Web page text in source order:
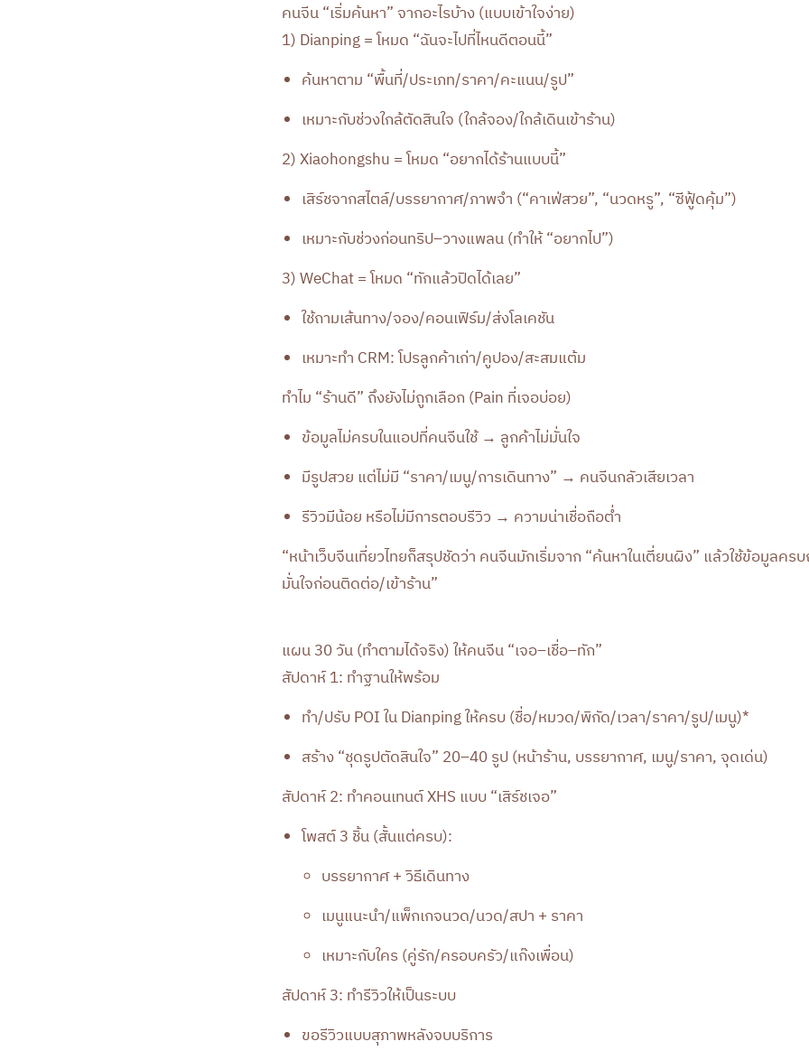
คนจีน “เริ่มค้นหา” จากอะไรบ้าง (แบบเข้าใจง่าย)
1) Dianping = โหมด “ฉันจะไปที่ไหนดีตอนนี้”
ค้นหาตาม “พื้นที่/ประเภท/ราคา/คะแนน/รูป”
เหมาะกับช่วงใกล้ตัดสินใจ (ใกล้จอง/ใกล้เดินเข้าร้าน)
2) Xiaohongshu = โหมด “อยากได้ร้านแบบนี้”
เสิร์ชจากสไตล์/บรรยากาศ/ภาพจำ (“คาเฟ่สวย”, “นวดหรู”, “ซีฟู้ดคุ้ม”)
เหมาะกับช่วงก่อนทริป–วางแพลน (ทำให้ “อยากไป”)
3) WeChat = โหมด “ทักแล้วปิดได้เลย”
ใช้ถามเส้นทาง/จอง/คอนเฟิร์ม/ส่งโลเคชัน
เหมาะทำ CRM: โปรลูกค้าเก่า/คูปอง/สะสมแต้ม
ทำไม “ร้านดี” ถึงยังไม่ถูกเลือก (Pain ที่เจอบ่อย)
ข้อมูลไม่ครบในแอปที่คนจีนใช้ → ลูกค้าไม่มั่นใจ
มีรูปสวย แต่ไม่มี “ราคา/เมนู/การเดินทาง” → คนจีนกลัวเสียเวลา
รีวิวมีน้อย หรือไม่มีการตอบรีวิว → ความน่าเชื่อถือต่ำ
“หน้าเว็บจีนเที่ยวไทยก็สรุปชัดว่า คนจีนมักเริ่มจาก “ค้นหาในเตี่ยนผิง” แล้วใช้ข้อมูลคร
มั่นใจก่อนติดต่อ/เข้าร้าน”
แผน 30 วัน (ทำตามได้จริง) ให้คนจีน “เจอ–เชื่อ–ทัก”
สัปดาห์ 1: ทำฐานให้พร้อม
ทำ/ปรับ POI ใน Dianping ให้ครบ (ชื่อ/หมวด/พิกัด/เวลา/ราคา/รูป/เมนู)*
สร้าง “ชุดรูปตัดสินใจ” 20–40 รูป (หน้าร้าน, บรรยากาศ, เมนู/ราคา, จุดเด่น)
สัปดาห์ 2: ทำคอนเทนต์ XHS แบบ “เสิร์ชเจอ”
โพสต์ 3 ชิ้น (สั้นแต่ครบ):
บรรยากาศ + วิธีเดินทาง
เมนูแนะนำ/แพ็กเกจนวด/นวด/สปา + ราคา
เหมาะกับใคร (คู่รัก/ครอบครัว/แก๊งเพื่อน)
สัปดาห์ 3: ทำรีวิวให้เป็นระบบ
ขอรีวิวแบบสุภาพหลังจบบริการ